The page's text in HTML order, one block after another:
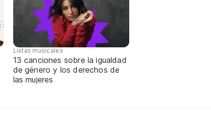
Listas musicales
13 canciones sobre la igualdad
de género y los derechos de
las mujeres